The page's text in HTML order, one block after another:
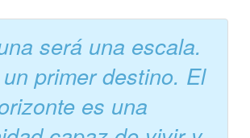
será una escala.
primer destino. El
es una